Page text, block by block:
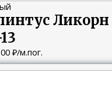
₽/м.пог.